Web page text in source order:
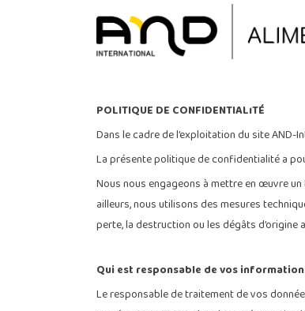
POLITIQUE DE CONFIDENTIALITÉ
Dans le cadre de l’exploitation du site
La présente politique de confidentialité a
Nous nous engageons à mettre en œuvre
ailleurs, nous utilisons des mesures
perte, la destruction ou les dégâts d’origine
Qui est responsable de vos
Le responsable de traitement de vos